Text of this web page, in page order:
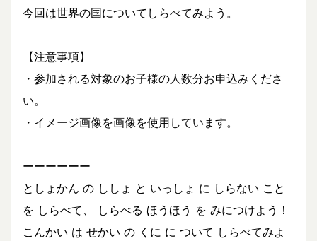
今回は世界の国についてしらべてみよう。
【注意事項】
・参加される対象のお子様の人数分お申込みくださ
い。
・イメージ画像を画像を使用しています。
ーーーーーー
としょかん の ししょ と いっしょ に しらない こと
を しらべて、 しらべる ほうほう を みにつけよう！
こんかい は せかい の くに に ついて しらべてみよ